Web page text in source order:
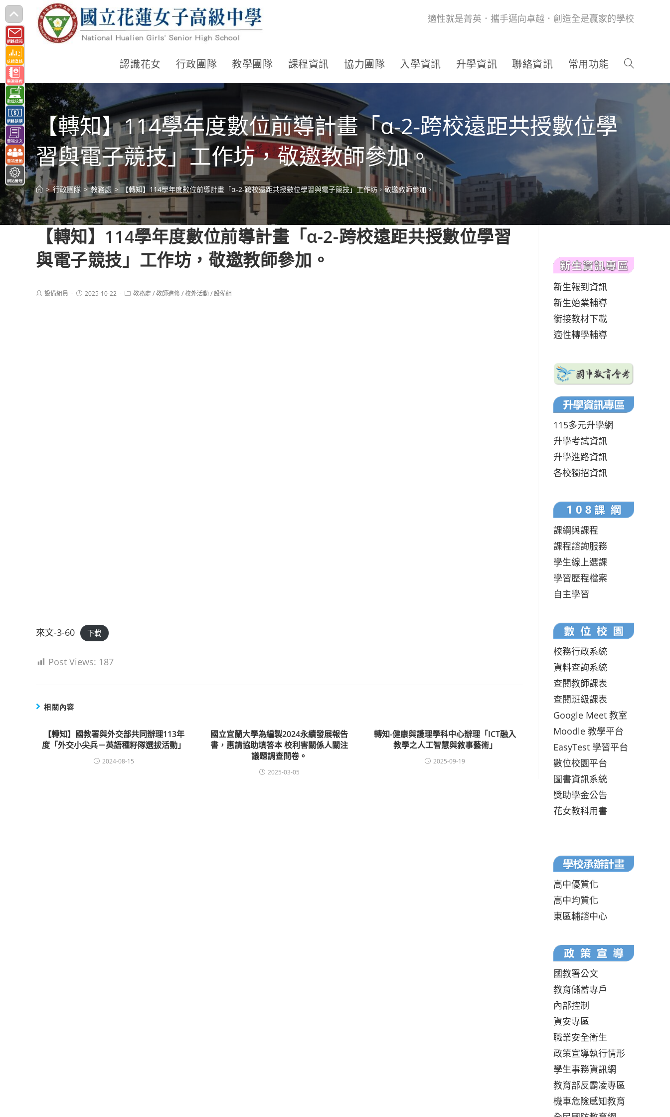
跳
轉
至
主
要
內
容
適性就是菁英．攜手邁向卓越．創造全是贏家的學校
認識花女 行政團隊 教學團隊 課程資訊 協力團隊 入學資訊 升學資訊 聯絡資訊 常用功能
【轉知】114學年度數位前導計畫「α-2-跨校遠距共授數位學
習與電子競技」工作坊，敬邀教師參加。
> 行政團隊 > 教務處 > 【轉知】114學年度數位前導計畫「α-2-跨校遠距共授數位學習與電子競技」工作坊，敬邀教師參加。
【轉知】114學年度數位前導計畫「α-2-跨校遠距共授數位學習
與電子競技」工作坊，敬邀教師參加。
Post設備組員
Post2025-10-22
Post教務處 /教師進修/校外活動/設備組
來文-3-60 下載
Post Views: 187
相關內容
【轉知】國教署與外交部共同辦理113年
度「外交小尖兵－英語種籽隊選拔活動」
2024-08-15
國立宜蘭大學為編製2024永續發展報告
書，惠請協助填答本 校利害關係人關注
議題調查問卷。
2025-03-05
轉知-健康與護理學科中心辦理「ICT融入
教學之人工智慧與敘事藝術」
2025-09-19
新生報到資訊
新生始業輔導
銜接教材下載
適性轉學輔導
115多元升學網
升學考試資訊
升學進路資訊
各校獨招資訊
課綱與課程
課程諮詢服務
學生線上選課
學習歷程檔案
自主學習
校務行政系統
資料查詢系統
查閱教師課表
查閱班級課表
Google Meet 教室
Moodle 教學平台
EasyTest 學習平台
數位校園平台
圖書資訊系統
獎助學金公告
花女教科用書
高中優質化
高中均質化
東區輔諮中心
國教署公文
教育儲蓄專戶
內部控制
資安專區
職業安全衛生
政策宣導執行情形
學生事務資訊網
教育部反霸凌專區
機車危險感知教育